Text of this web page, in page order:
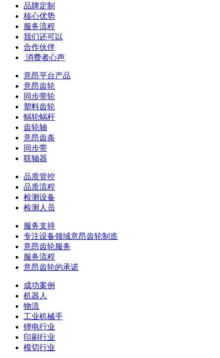
品牌定制
核心优势
服务流程
我们还可以
合作伙伴
​ 消费者心声
意昂平台产品
意昂齿轮
同步带轮
塑料齿轮
蜗轮蜗杆
齿轮轴
意昂齿条
同步带
联轴器
品质管控
品质流程
检测设备
检测人员
服务支持
专注设备领域意昂齿轮制造
意昂齿轮服务
服务流程
意昂齿轮的承诺
成功案例
机器人
物流
工业机械手
锂电行业
印刷行业
模切行业